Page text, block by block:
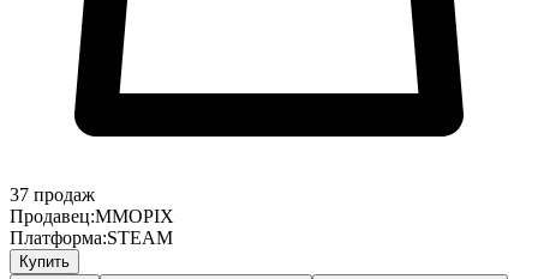
37 продаж
Продавец:MMOPIX
Платформа:STEAM
Купить